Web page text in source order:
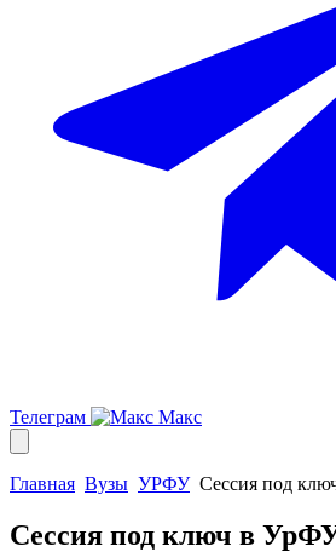
Телеграм Макс
Главная Вузы УРФУ Сессия под
Сессия под ключ в